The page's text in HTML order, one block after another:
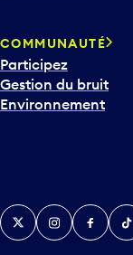
o
u
r
i
v
e
n
COMMUNAUTÉ
Participez
Gestion du bruit
Environnement
TwitterInstagram